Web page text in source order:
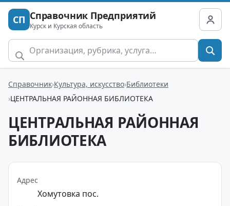
СП Справочник Предприятий
Курск и Курская область
Справочник Культура, искусство Библиотеки
ЦЕНТРАЛЬНАЯ РАЙОННАЯ БИБЛИОТЕКА
ЦЕНТРАЛЬНАЯ РАЙОННАЯ
БИБЛИОТЕКА
Адрес
Хомутовка пос.